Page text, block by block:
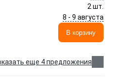
2 шт.
8 - 9 августа
В корзину
еще 4 предложения